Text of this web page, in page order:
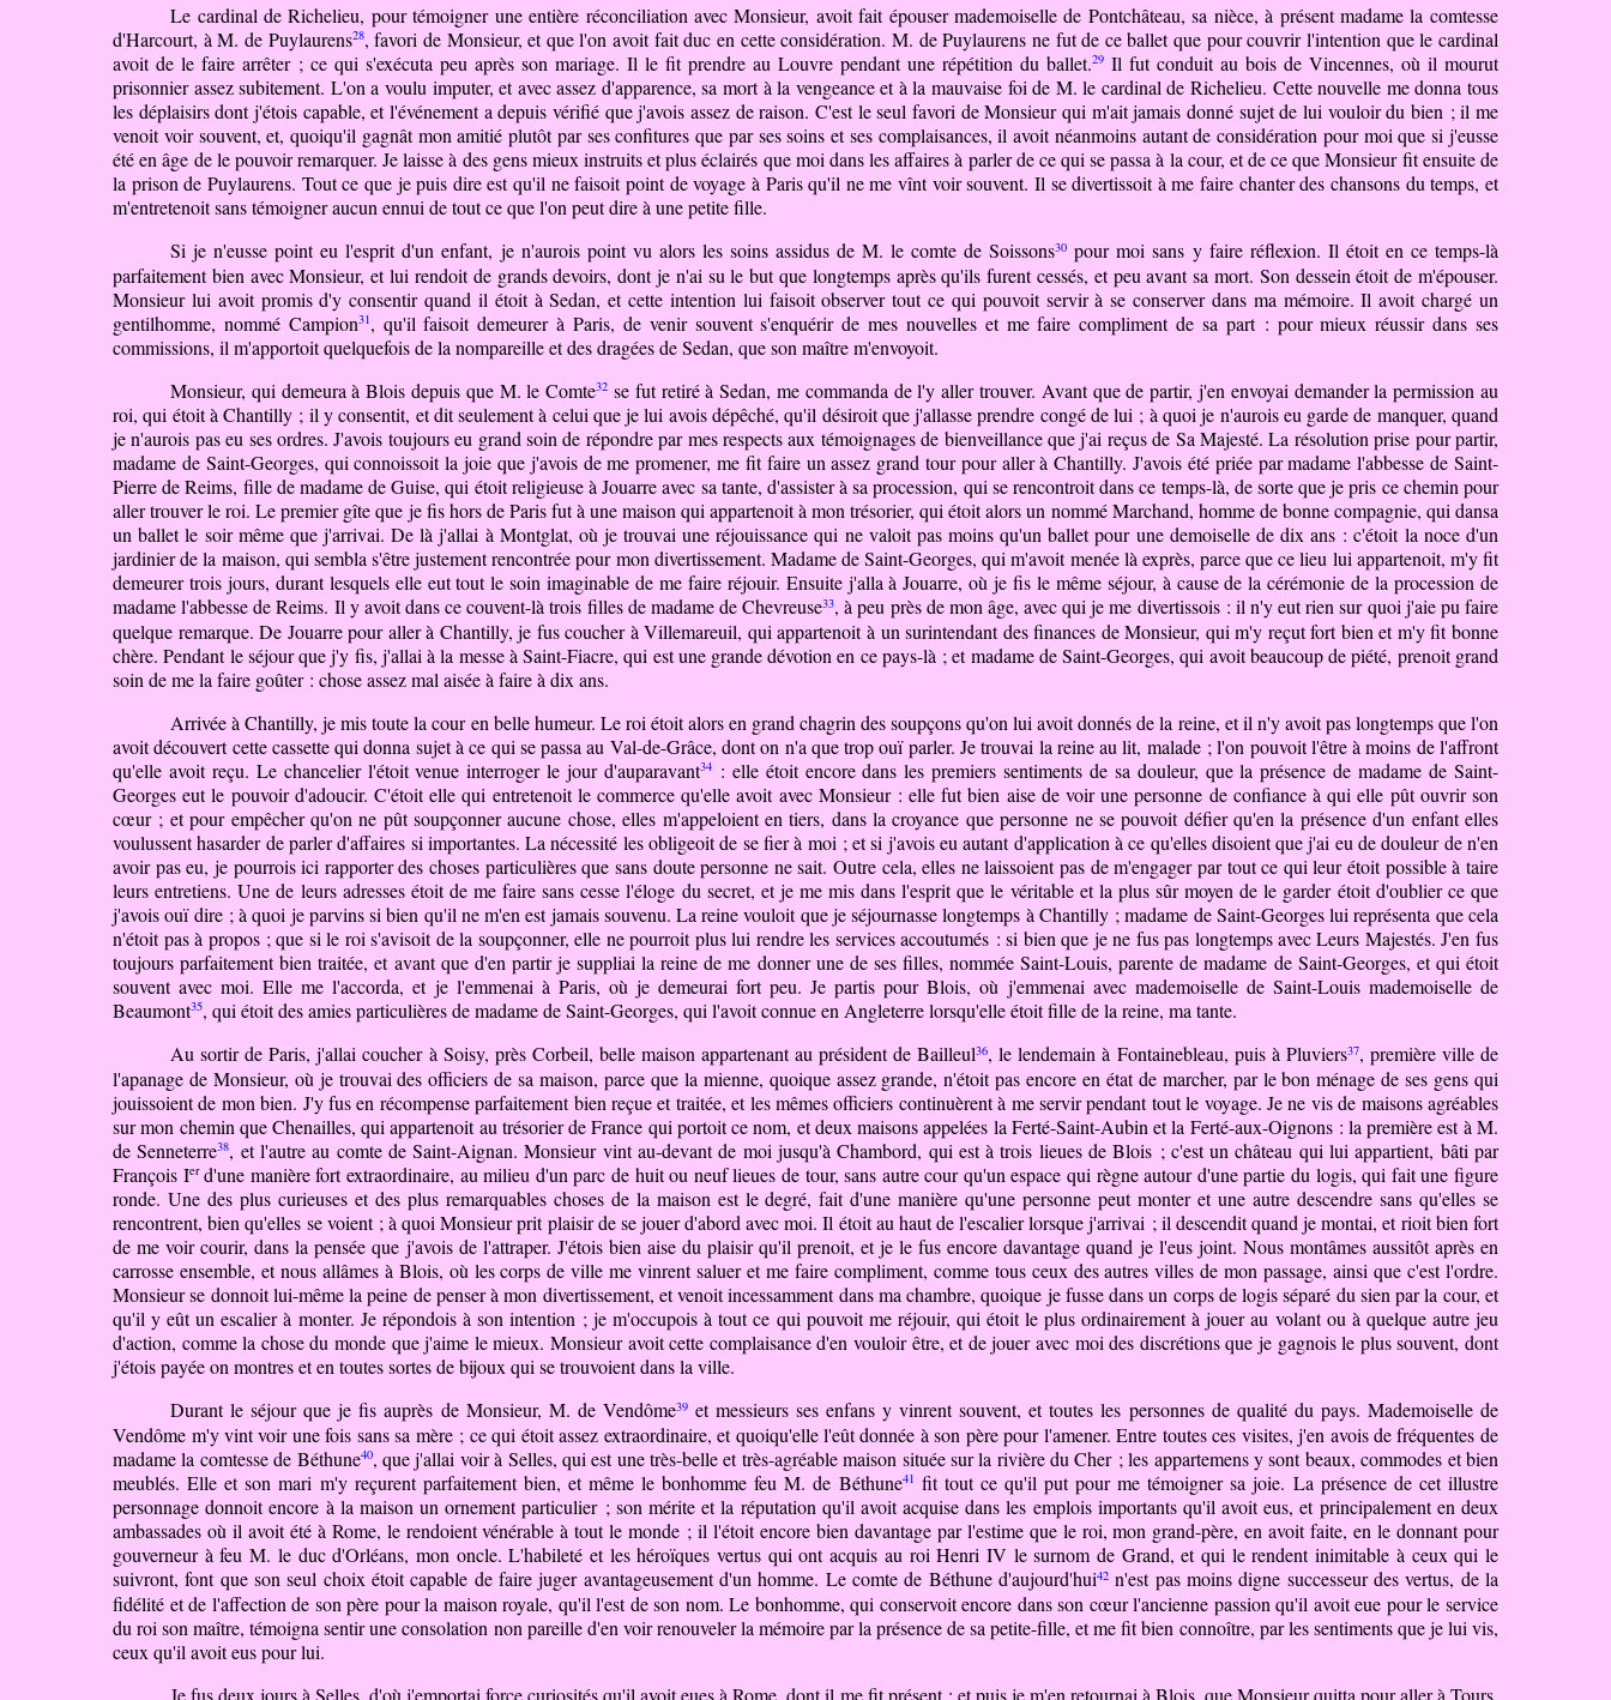
Le cardinal de Richelieu, pour témoigner une entière réconciliation avec Monsieur, avoit fait épouser mademoiselle de Pontchâteau, sa nièce, à présent madame la comtesse
d'Harcourt, à M. de Puylaurens28, favori de Monsieur, et que l'on avoit fait duc en cette considération. M. de Puylaurens ne fut de ce ballet que pour couvrir l'intention que le cardinal
avoit de le fairearrêter ; ce qui s'exécuta peu après son mariage. Il le fit prendre au Louvre pendant une répétition du ballet.29Il fut conduit au bois de Vincennes, où il mourut
prisonnier assez subitement. L'on a voulu imputer, et avec assez d'apparence, sa mort à la vengeance et à la mauvaise foi de M. le cardinal de Richelieu. Cette nouvelle me donna tous
les déplaisirs dont j'étois capable, et l'événement a depuis vérifié que j'avois assez de raison. C'est le seul favori de Monsieur qui m'ait jamais donné sujet de lui vouloir du bien ; il me
venoit voir souvent, et, quoiqu'il gagnât mon amitié plutôt par ses confitures que par ses soins et ses complaisances, il avoit néanmoins autant de considération pour moi que si j'eusse
été en âge de le pouvoir remarquer. Je laisse à des gens mieux instruits et plus éclairés que moi dans les affaires à parler de ce qui se passa à la cour, et de ce que Monsieur fit ensuite de
la prison de Puylaurens. Tout ce que je puis dire est qu'il ne faisoit point de voyage à Paris qu'il ne me vînt voir souvent. Il se divertissoit à me faire chanter des chansons du temps, et
m'entretenoit sans témoigner aucun ennui de tout ce que l'on peut dire à une petite fille.
Si je n'eusse point eu l'esprit d'un enfant, je n'aurois point vu alors les soins assidus de M. le comte de Soissons30 pour moi sans y faire réflexion. Il étoit en ce temps-là
parfaitement bien avec Monsieur, et lui rendoitdegrands devoirs, dont je n'ai su le but que longtemps après qu'ils furent cessés, et peu avant sa mort. Son dessein étoit de m'épouser.
Monsieur lui avoit promis d'y consentir quand il étoit à Sedan, et cette intention lui faisoit observer tout ce qui pouvoit servir à se conserver dans ma mémoire. Il avoit chargé un
gentilhomme, nommé Campion31 , qu'il faisoit demeurer à Paris, de venir souvent s'enquérir de mes nouvelles et me faire compliment de sa part : pour mieux réussir dans ses
commissions, il m'apportoit quelquefois de la nompareille et des dragées de Sedan, que son maître m'envoyoit.
Monsieur, qui demeura à Blois depuis que M. le Comte32 se fut retiré à Sedan, me commanda de l'y aller trouver. Avant que de partir, j'en envoyai demander la permission au
roi, qui étoit à Chantilly ; il y consentit, et dit seulement à celui que je lui avois dépêché, qu'il désiroit que j'allasse prendre congé de lui ; à quoi je n'aurois eu garde de manquer, quand
je n'aurois pas eu ses ordres. J'avois toujours eu grand soin de répondre par mes respects aux témoignages de bienveillance que j'ai reçus de Sa Majesté. La résolution prise pour partir,
madame de Saint-Georges, qui connoissoit la joie que j'avois de me promener, me fit faire un assez grand tour pour aller à Chantilly. J'avois été priée par madame l'abbesse de Saint-
Pierre de Reims, fille de madame de Guise, qui étoit religieuse à Jouarre avec sa tante, d'assister à sa procession, qui se rencontroit dans ce temps-là, de sorte que je pris ce chemin pour
aller trouver le roi. Le premier gîte que je fis hors de Paris fut à une maison qui appartenoit à mon trésorier, qui étoit alors un nommé Marchand, homme de bonne compagnie, qui dansa
un ballet le soir même que j'arrivai. De là j'allai à Montglat, où je trouvai une réjouissance qui ne valoit pas moins qu'un ballet pour une demoiselle de dix ans : c'étoit la noce d'un
jardinier de la maison, qui sembla s'être justement rencontrée pour mon divertissement. Madame de Saint-Georges,quim'avoit menée là exprès, parce que ce lieu lui appartenoit, m'y fit
demeurer trois jours, durant lesquels elle eut tout le soin imaginable de me faire réjouir. Ensuite j'alla à Jouarre, où je fis le même séjour, à cause de la cérémonie de la procession de
madame l'abbesse de Reims. Il y avoit dans ce couvent-là trois filles de madame de Chevreuse33, à peu près de mon âge, avec qui je me divertissois : il n'y eut rien sur quoi j'aie pu faire
quelque remarque. De Jouarre pour aller à Chantilly, je fus coucher à Villemareuil, qui appartenoit à un surintendant des finances de Monsieur, qui m'y reçut fort bien et m'y fit bonne
chère. Pendant le séjour que j'y fis, j'allai à la messe à Saint-Fiacre, qui est une grande dévotion en ce pays-là ; et madame de Saint-Georges, qui avoit beaucoup de piété, prenoit grand
soin de me la faire goûter : chose assez mal aisée à faire à dix ans.
Arrivée à Chantilly, je mis toute la cour en belle humeur. Leroi étoit alors en grand chagrin des soupçons qu'on lui avoit donnés de la reine, et il n'y avoit pas longtemps que l'on
avoit découvert cette cassette qui donna sujet à ce qui se passa au Val-de-Grâce, dont on n'a que trop ouï parler. Je trouvai la reine au lit, malade ; l'on pouvoit l'être à moins de l'affront
qu'elle avoit reçu. Le chancelier l'étoit venue interroger le jour d'auparavant34: elle étoit encore dans les premiers sentiments de sa douleur, que la présence de madame de Saint-
Georges eut le pouvoir d'adoucir. C'étoit elle qui entretenoit le commerce qu'elle avoit avec Monsieur : elle fut bien aise de voir une personne de confiance à qui elle pût ouvrir son
cœur ; et pour empêcher qu'on ne pût soupçonner aucune chose, elles m'appeloient en tiers, dans la croyance que personne ne se pouvoit défier qu'en la présence d'un enfant elles
voulussent hasarder de parler d'affaires si importantes. La nécessité les obligeoit de se fier à moi ; et si j'avois eu autant d'application à ce qu'elles disoient que j'ai eu de douleur de n'en
avoir pas eu, je pourrois ici rapporter des choses particulières que sans doute personne ne sait. Outre cela, elles ne laissoient pas de m'engagerpartout ce qui leur étoit possible à taire
leurs entretiens. Une de leurs adresses étoit de me faire sans cesse l'éloge du secret, et je me mis dans l'esprit que le véritable et la plus sûr moyen de le garder étoit d'oublier ce que
j'avois ouï dire ; à quoi je parvins si bien qu'il ne m'en est jamais souvenu. La reine vouloit que je séjournasse longtemps à Chantilly ; madame de Saint-Georges lui représenta que cela
n'étoit pas à propos ; que si le roi s'avisoit de la soupçonner, elle ne pourroit plus lui rendre les services accoutumés : si bien que je ne fus pas longtemps avec Leurs Majestés. J'en fus
toujours parfaitement bien traitée, et avant que d'en partir je suppliai la reine de me donner une de ses filles, nommée Saint-Louis, parente de madame de Saint-Georges, et qui étoit
souvent avec moi. Elle me l'accorda, et je l'emmenai à Paris, où je demeurai fort peu. Je partis pour Blois, où j'emmenai avec mademoiselle de Saint-Louis mademoiselle de
Beaumont35, qui étoit des amies particulières de madame de Saint-Georges, qui l'avoit connue en Angleterre lorsqu'elle étoit fille de la reine, ma tante.
Au sortir de Paris, j'allai coucher à Soisy, près Corbeil, belle maison appartenant au président deBailleul36, le lendemain à Fontainebleau, puis à Pluviers37, première ville de
l'apanage de Monsieur, où je trouvai des officiers de sa maison, parce que la mienne, quoique assez grande, n'étoit pas encore en état de marcher, par le bon ménage de ses gens qui
jouissoient de mon bien. J'y fus en récompense parfaitement bien reçue et traitée, et les mêmes officiers continuèrent à me servir pendant tout le voyage. Je ne vis de maisons agréables
sur mon chemin que Chenailles, qui appartenoit au trésorier de France qui portoit ce nom, et deux maisons appelées la Ferté-Saint-Aubin et la Ferté-aux-Oignons : la première est à M.
de Senneterre38, et l'autre au comte de Saint-Aignan. Monsieur vint au-devant de moi jusqu'à Chambord, qui est à trois lieues de Blois ; c'est un château qui lui appartient, bâti par
François Ierd'une manière fort extraordinaire, au milieu d'un parc de huit ou neuf lieues de tour, sans autre cour qu'un espace qui règne autour d'une partie du logis, qui fait une figure
ronde. Une des plus curieuses et des plus remarquables choses de la maison est le degré, fait d'une manière qu'une personne peut monter et une autre descendre sans qu'elles se
rencontrent, bien qu'elles se voient ; à quoi Monsieur prit plaisir de se jouer d'abord avec moi. Il étoit au haut de l'escalier lorsque j'arrivai ; il descendit quand je montai, et rioit bien fort
de me voir courir, dans la pensée que j'avois del'attraper. J'étois bien aise du plaisir qu'il prenoit, et je le fus encore davantage quand je l'eus joint. Nous montâmes aussitôt après en
carrosse ensemble, et nous allâmes à Blois, où les corps de ville me vinrent saluer et me faire compliment, comme tous ceux des autres villes de mon passage, ainsi que c'est l'ordre.
Monsieur se donnoit lui-même la peine de penser à mon divertissement, et venoit incessamment dans ma chambre, quoique je fusse dans un corps de logis séparé du sien par la cour, et
qu'il y eût un escalier à monter. Je répondois à son intention ; je m'occupois à tout ce qui pouvoit me réjouir, qui étoit le plus ordinairement à jouer au volant ou à quelque autre jeu
d'action, comme la chose du monde que j'aime le mieux. Monsieur avoit cette complaisance d'en vouloir être, et de jouer avec moi des discrétions que je gagnois le plus souvent, dont
j'étois payée on montres et en toutes sortes de bijoux qui se trouvoient dans la ville.
Durant le séjour que je fis auprès de Monsieur, M. de Vendôme39et messieurs ses enfans y vinrent souvent, et toutes les personnes de qualité du pays. Mademoiselle de
Vendôme m'y vint voir une fois sans sa mère ; ce qui étoit assez extraordinaire, et quoiqu'elle l'eût donnée à son père pour l'amener. Entre toutes ces visites, j'en avois de fréquentes de
madame la comtesse de Béthune40, que j'allai voir à Selles, quiestune très-belle et très-agréable maison située sur la rivière du Cher ; les appartemens y sont beaux, commodes et bien
meublés. Elle et son mari m'y reçurent parfaitement bien, et même le bonhomme feu M. de Béthune41 fit tout ce qu'il put pour me témoigner sa joie. La présence de cet illustre
personnage donnoit encore à la maison un ornement particulier ; son mérite et la réputation qu'il avoit acquise dans les emplois importants qu'il avoit eus, et principalement en deux
ambassades où il avoit été à Rome, le rendoient vénérable à tout le monde ; il l'étoit encore bien davantage par l'estime que le roi, mon grand-père, en avoit faite, en le donnant pour
gouverneur à feu M. le duc d'Orléans, mon oncle. L'habileté et les héroïques vertus qui ont acquis au roi Henri IV le surnom de Grand, et qui le rendent inimitable à ceux qui le
suivront, font que son seul choix étoit capable de faire juger avantageusement d'un homme. Le comte de Béthune d'aujourd'hui42n'est pas moins digne successeur des vertus, de la
fidélité et de l'affection de son père pour la maison royale, qu'il l'est de son nom. Le bonhomme, qui conservoit encore dans son cœur l'ancienne passion qu'il avoit eue pour le service
du roi son maître, témoigna sentir une consolation non pareille d'en voir renouveler la mémoire par la présence de sa petite-fille, et me fit bien connoître, par les sentiments que je lui vis,
ceux qu'il avoit eus pour lui.
Jefus deux jours à Selles, d'où j'emportai force curiosités qu'il avoit eues à Rome, dont il me fit présent ; et puis je m'en retournai à Blois, que Monsieur quitta pour aller à Tours,